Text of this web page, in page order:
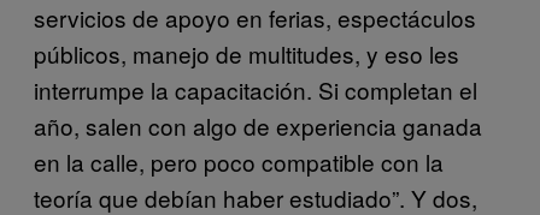
servicios de apoyo en ferias, espectáculos
públicos, manejo de multitudes, y eso les
interrumpe la capacitación. Si completan el
año, salen con algo de experiencia ganada
en la calle, pero poco compatible con la
teoría que debían haber estudiado”. Y dos,